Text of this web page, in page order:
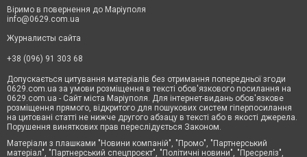
Віримо в повернення до Маріуполя
info@0629.com.ua
Журналисты сайта
+38 (096) 91 303 68
Допускається цитування матеріалів без отримання попередньої згоди
0629.com.ua за умови розміщення в тексті обов'язкового посилання на
0629.com.ua - Сайт міста Маріуполя. Для інтернет-видань обов'язкове
розміщення прямого, відкритого для пошукових систем гіперпосилання
на цитовані статті не нижче другого абзацу в тексті або в якості джерела.
Порушення виняткових прав переслідується Законом.
Матеріали з плашками "Новини компаній", "Промо", "Партнерський
матеріал", "Партнерський спецпроєкт", "Політичні новини", "Пресреліз",